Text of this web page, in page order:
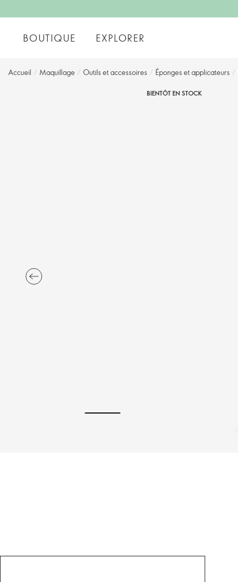
BOUTIQUE EXPLORER
Accueil / Maquillage / Outils et accessoires / Éponges et applicateurs /
BIENTÔT EN STOCK